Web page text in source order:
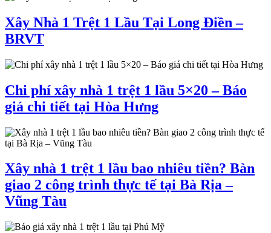
Xây Nhà 1 Trệt 1 Lầu Tại Long Điền –
BRVT
Chi phí xây nhà 1 trệt 1 lầu 5×20 – Báo
giá chi tiết tại Hòa Hưng
Xây nhà 1 trệt 1 lầu bao nhiêu tiền? Bàn
giao 2 công trình thực tế tại Bà Rịa –
Vũng Tàu